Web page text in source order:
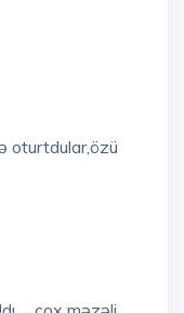
oturtdular,özü